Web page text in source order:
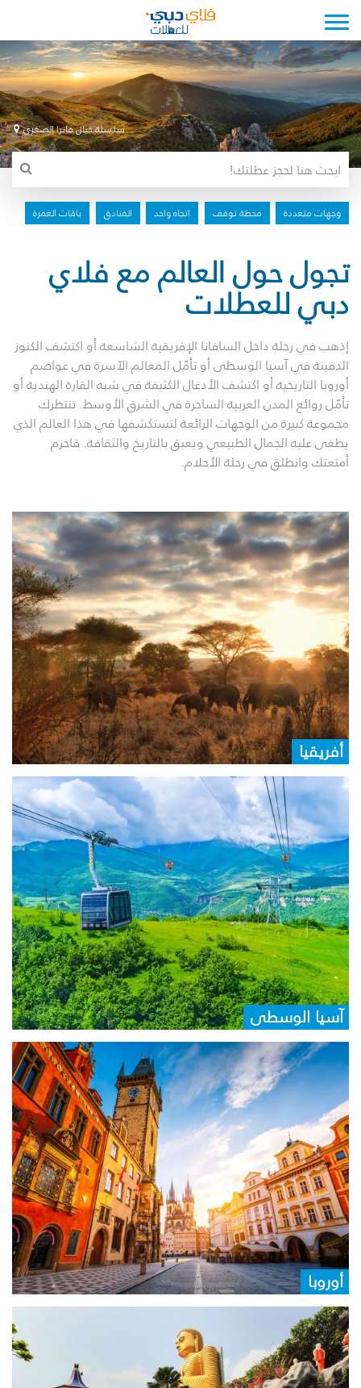
Toggle navigation
سلسلة جبال فاترا الصغرى
وجهات متعددة محطة توقف اتجاه واحد الفنادق باقات العمرة
تجول حول العالم مع فلاي
دبي للعطلات
إذهب في رحلة داخل السافانا الإفريقية الشاسعة أو اكتشف الكنوز
الدفينة في آسيا الوسطى أو تأمّل المعالم الآسرة في عواصم
أوروبا التاريخية أو اكتشف الأدغال الكثيفة في شبه القارة الهندية أو
تأمّل روائع المدن العربية الساحرة في الشرق الأوسط. تنتظرك
مجموعة كبيرة من الوجهات الرائعة لتستكشفها في هذا العالم الذي
يطغى عليه الجمال الطبيعي ويعبق بالتاريخ والثقافة. فاحزم
أمتعتك وانطلق في رحلة الأحلام.
أفريقيا
آسيا الوسطى
أوروبا